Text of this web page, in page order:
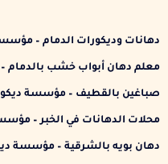
دهانات وديكورات الدمام –
معلم دهان أبواب خشب بالدمام
صباغين بالقطيف – مؤسسة
محلات الدهانات في الخبر –
دهان بويه بالشرقية – مؤسسة